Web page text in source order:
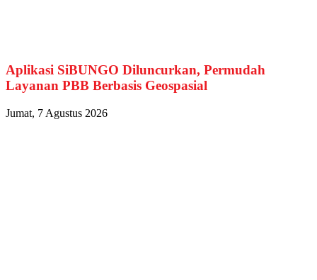
Aplikasi SiBUNGO Diluncurkan, Permudah
Layanan PBB Berbasis Geospasial
Jumat, 7 Agustus 2026